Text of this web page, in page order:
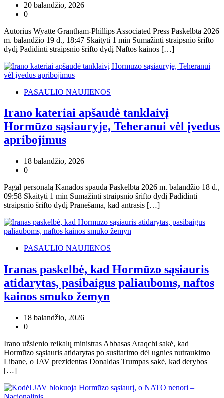
20 balandžio, 2026
0
Autorius Wyatte Grantham-Phillips Associated Press Paskelbta 2026
m. balandžio 19 d., 18:47 Skaityti 1 min Sumažinti straipsnio šrifto
dydį Padidinti straipsnio šrifto dydį Naftos kainos […]
PASAULIO NAUJIENOS
Irano kateriai apšaudė tanklaivį
Hormūzo sąsiauryje, Teheranui vėl įvedus
apribojimus
18 balandžio, 2026
0
Pagal personalą Kanados spauda Paskelbta 2026 m. balandžio 18 d.,
09:58 Skaityti 1 min Sumažinti straipsnio šrifto dydį Padidinti
straipsnio šrifto dydį Pranešama, kad antrasis […]
PASAULIO NAUJIENOS
Iranas paskelbė, kad Hormūzo sąsiauris
atidarytas, pasibaigus paliauboms, naftos
kainos smuko žemyn
18 balandžio, 2026
0
Irano užsienio reikalų ministras Abbasas Araqchi sakė, kad
Hormūzo sąsiauris atidarytas po susitarimo dėl ugnies nutraukimo
Libane, o JAV prezidentas Donaldas Trumpas sakė, kad derybos
[…]